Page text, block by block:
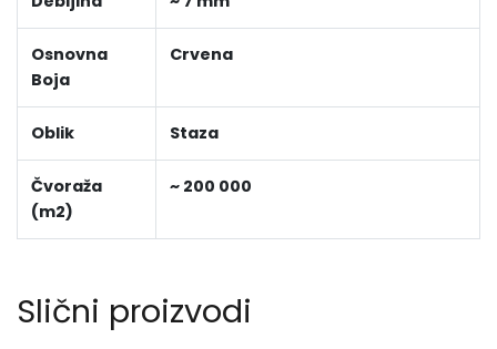
Osnovna
Boja
Crvena
Oblik Staza
Čvoraža
(m2)
~ 200 000
Slični proizvodi